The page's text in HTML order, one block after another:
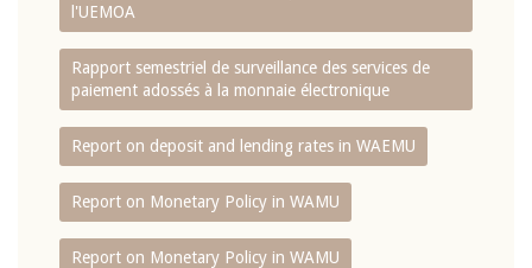
l'UEMOA
Rapport semestriel de surveillance des services de
paiement adossés à la monnaie électronique
Report on deposit and lending rates in WAEMU
Report on Monetary Policy in WAMU
Report on Monetary Policy in WAMU